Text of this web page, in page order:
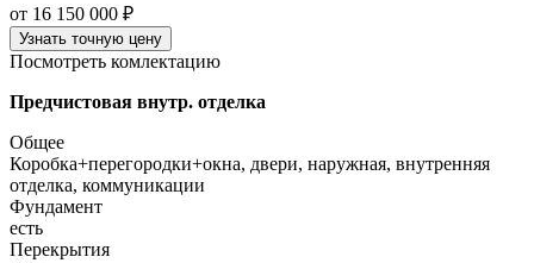
от 16 150 000 ₽
Узнать точную цену
Посмотреть комлектацию
Предчистовая внутр. отделка
Общее
Коробка+перегородки+окна, двери, наружная, внутренняя
отделка, коммуникации
Фундамент
есть
Перекрытия